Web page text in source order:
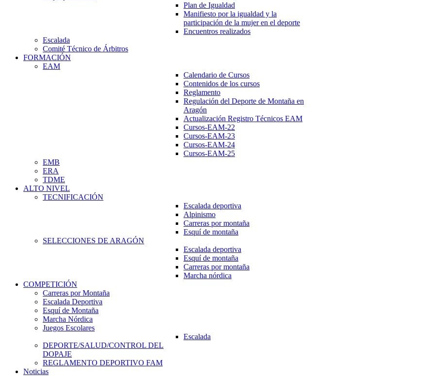
Plan de Igualdad
Manifiesto por la igualdad y la
participación de la mujer en el deporte
Encuentros realizados
Escalada
Comité Técnico de Árbitros
FORMACIÓN
EAM
Calendario de Cursos
Contenidos de los cursos
Reglamento
Regulación del Deporte de Montaña en
Aragón
Actualización Registro Técnicos EAM
Cursos-EAM-22
Cursos-EAM-23
Cursos-EAM-24
Cursos-EAM-25
EMB
ERA
TDME
ALTO NIVEL
TECNIFICACIÓN
Escalada deportiva
Alpinismo
Carreras por montaña
Esquí de montaña
SELECCIONES DE ARAGÓN
Escalada deportiva
Esquí de montaña
Carreras por montaña
Marcha nórdica
COMPETICIÓN
Carreras por Montaña
Escalada Deportiva
Esquí de Montaña
Marcha Nórdica
Juegos Escolares
Escalada
DEPORTE/SALUD/CONTROL DEL
DOPAJE
REGLAMENTO DEPORTIVO FAM
Noticias